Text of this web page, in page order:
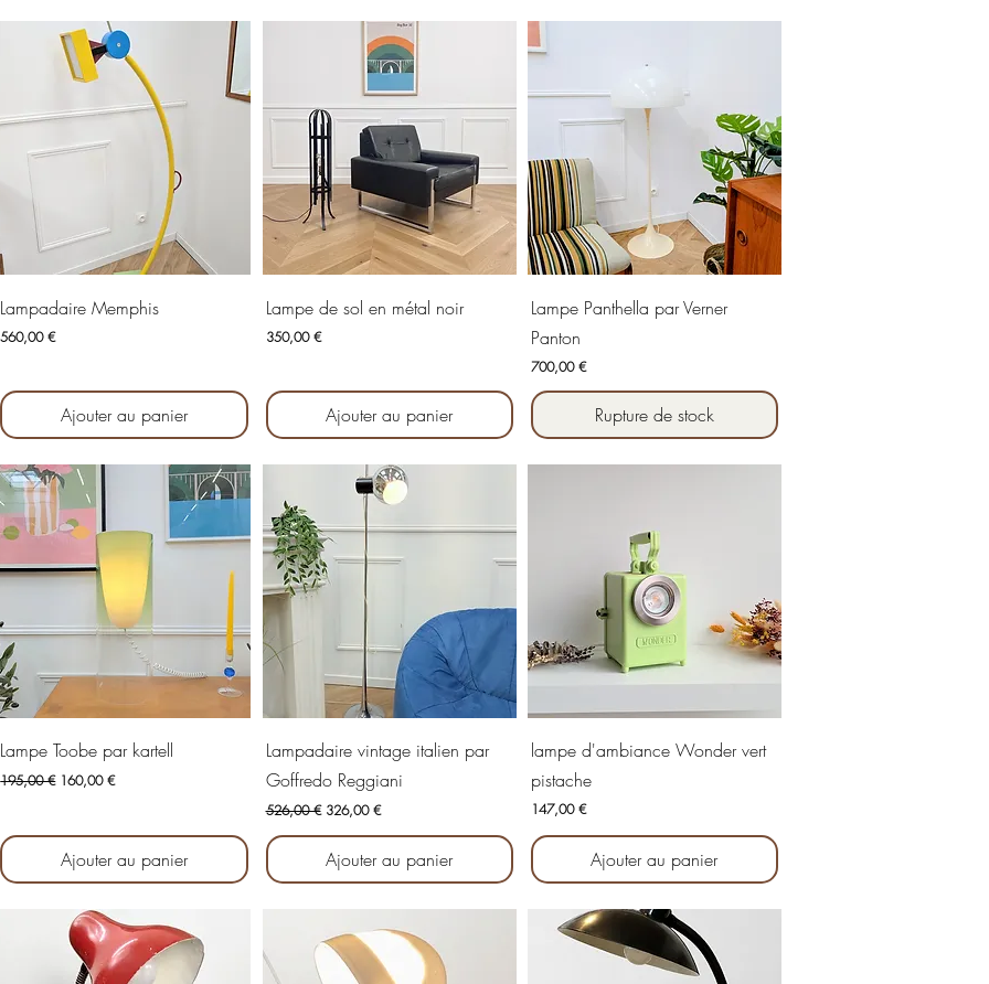
Aperçu rapide
Lampadaire Memphis
Prix
560,00 €
Ajouter au panier
Aperçu rapide
Lampe de sol en métal noir
Prix
350,00 €
Ajouter au panier
Aperçu rapide
Lampe Panthella par Verner
Panton
Prix
700,00 €
Rupture de stock
Aperçu rapide
Lampe Toobe par kartell
Prix original
195,00 € Prix promotionnel
160,00 €
Ajouter au panier
Aperçu rapide
Lampadaire vintage italien par
Goffredo Reggiani
Prix original
526,00 € Prix promotionnel
326,00 €
Ajouter au panier
Aperçu rapide
lampe d'ambiance Wonder vert
pistache
Prix
147,00 €
Ajouter au panier